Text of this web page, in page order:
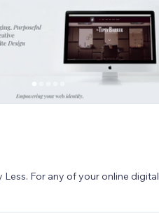
Less. For any of your online digital